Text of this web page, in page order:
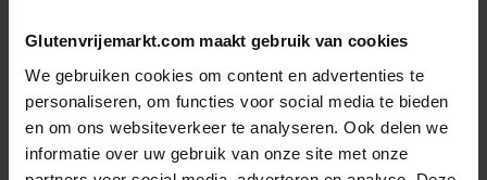
Glutenvrijemarkt.com maakt gebruik van cookies
We gebruiken cookies om content en advertenties te
personaliseren, om functies voor social media te bieden
en om ons websiteverkeer te analyseren. Ook delen we
informatie over uw gebruik van onze site met onze
Swiet Moffo
Tasty Me
Op voorraad Op voorraad